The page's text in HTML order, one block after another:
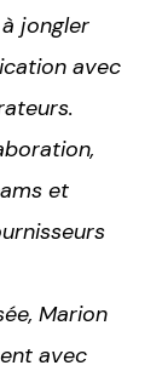
jongler
avec
et
Marion
avec